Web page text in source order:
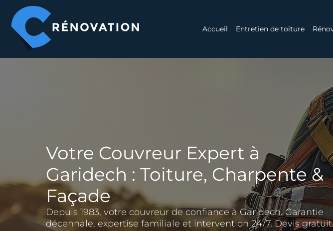
contenu
Accueil Entretien de toiture
Votre Couvreur Expert à
Garidech : Toiture, Charpente &
Façade
Depuis 1983, votre couvreur de confiance à Garidech. Garantie
décennale, expertise familiale et intervention 24/7. Devis